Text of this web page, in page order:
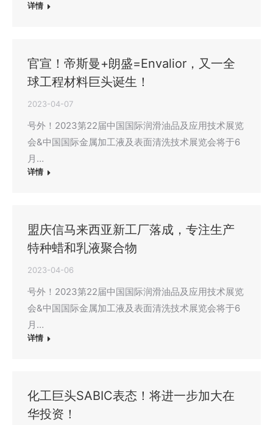
详情
官宣！帝斯曼+朗盛=Envalior，又一全
球工程材料巨头诞生！
2023-04-07
号外！2023第22届中国国际润滑油品及应用技术展览
会&中国国际金属加工液及表面清洗技术展览会将于6
月…
详情
盟庆信马来西亚新工厂落成，专注生产
特种蜡和乳液聚合物
2023-04-06
号外！2023第22届中国国际润滑油品及应用技术展览
会&中国国际金属加工液及表面清洗技术展览会将于6
月…
详情
化工巨头SABIC表态！将进一步加大在
华投资！